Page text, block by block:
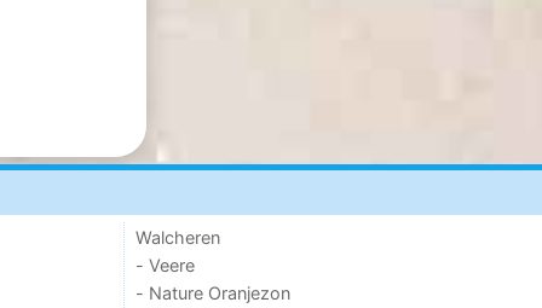
Walcheren
- Veere
- Nature Oranjezon